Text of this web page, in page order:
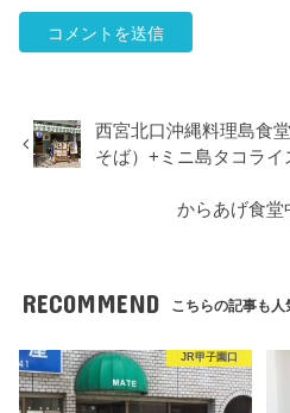
西宮北口沖縄料理島食
そば）+ミニ島タコライ
からあげ食堂
RECOMMEND こちらの記事も人
JR甲子園口